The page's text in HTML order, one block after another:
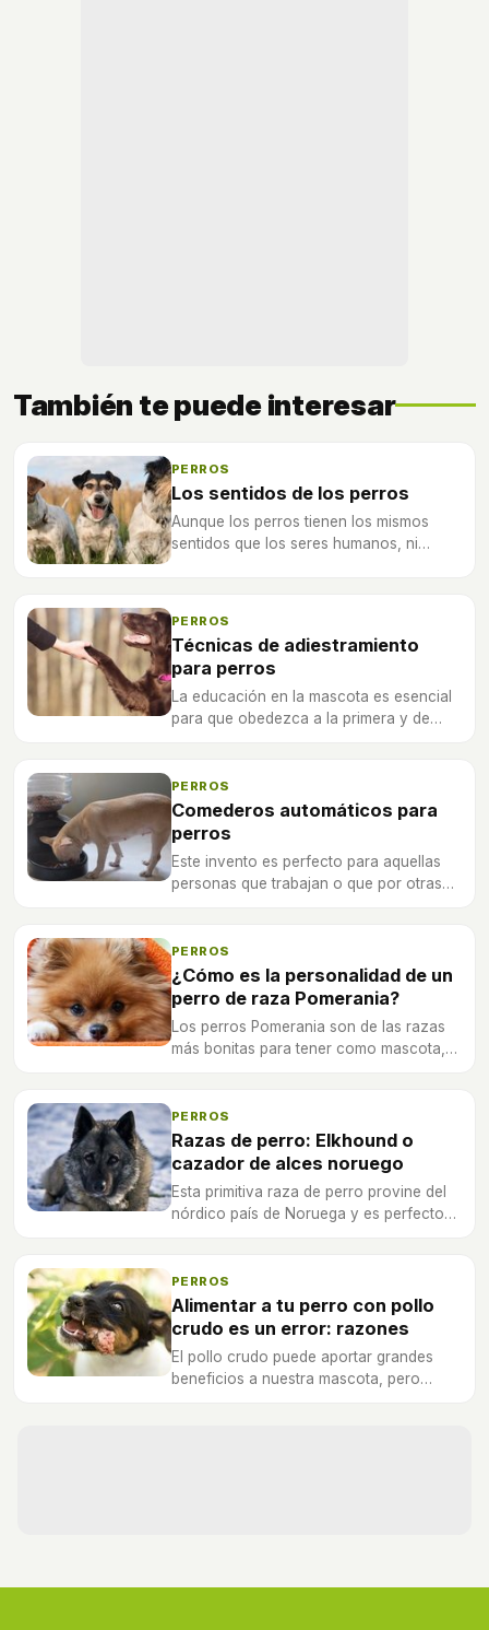
También te puede interesar
PERROS
Los sentidos de los perros
Aunque los perros tienen los mismos
sentidos que los seres humanos, ni
PERROS
Técnicas de adiestramiento
para perros
La educación en la mascota es esencial
para que obedezca a la primera y de
como fuera de casa.
PERROS
Comederos automáticos para
perros
Este invento es perfecto para aquellas
personas que trabajan o que por otras
suministro de comida.
PERROS
¿Cómo es la personalidad de un
perro de raza Pomerania?
Los perros Pomerania son de las razas
más bonitas para tener como mascota,
PERROS
Razas de perro: Elkhound o
cazador de alces noruego
Esta primitiva raza de perro provine del
nórdico país de Noruega y es perfecto
PERROS
Alimentar a tu perro con pollo
crudo es un error: razones
El pollo crudo puede aportar grandes
beneficios a nuestra mascota, pero